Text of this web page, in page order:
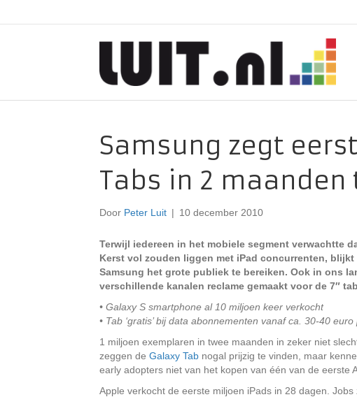
Samsung zegt
Tabs in 2
Door Peter Luit | 10 december 2010
Terwijl iedereen in het mobiele segment verwachtte
Kerst vol zouden liggen met iPad concurrenten,
Samsung het grote publiek te bereiken. Ook in ons
verschillende kanalen reclame gemaakt voor de 7″
• Galaxy S smartphone al 10 miljoen keer verkocht
• Tab ‘gratis’ bij data abonnementen vanaf ca. 30-40
1 miljoen exemplaren in twee maanden in zeker niet
zeggen de Galaxy Tab nogal prijzig te vinden, maar
early adopters niet van het kopen van één van de eerste
Apple verkocht de eerste miljoen iPads in 28 dagen.